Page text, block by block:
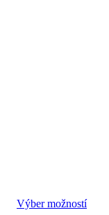
Výber možností